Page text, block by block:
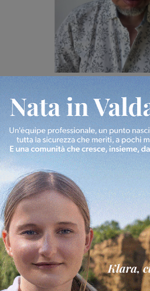
Sospese le ricerche sul
Billal, il Prefetto di
delle istituzioni su
alta”
Dopo tre giorni di ricerche a tappeto di
uccise sua figlia e ferì...
San Giovanni
La Futsal
strada della
volti nuovi
Michele Bossini - 6
Cronaca